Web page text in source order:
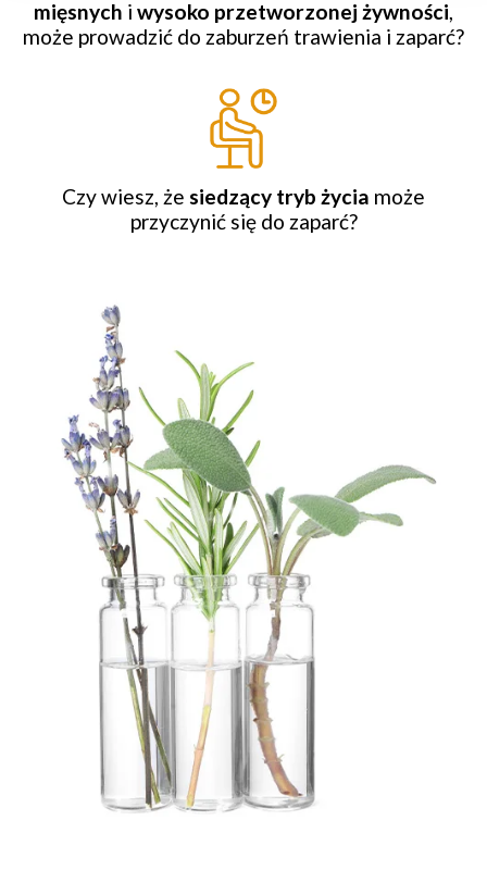
mięsnych i wysoko przetworzonej żywności,
może prowadzić do zaburzeń trawienia i zaparć?
Czy wiesz, że siedzący tryb życia może
przyczynić się do zaparć?